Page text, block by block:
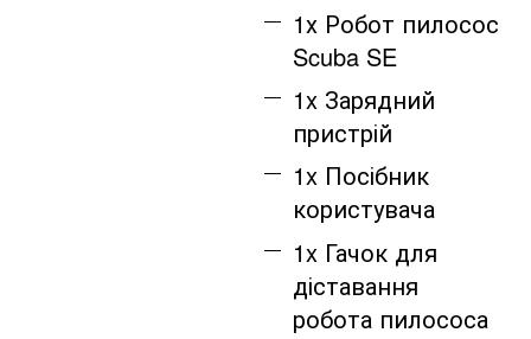
1х Робот пилосос
Scuba SE
1x Зарядний
пристрій
1x Посібник
користувача
1x Гачок для
діставання
робота пилососа